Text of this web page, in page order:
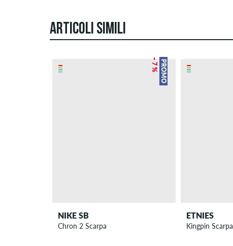
ARTICOLI SIMILI
PROMO
– 7 %
NIKE SB
Chron 2 Scarpa
ETNIES
Kingpin Scarpa